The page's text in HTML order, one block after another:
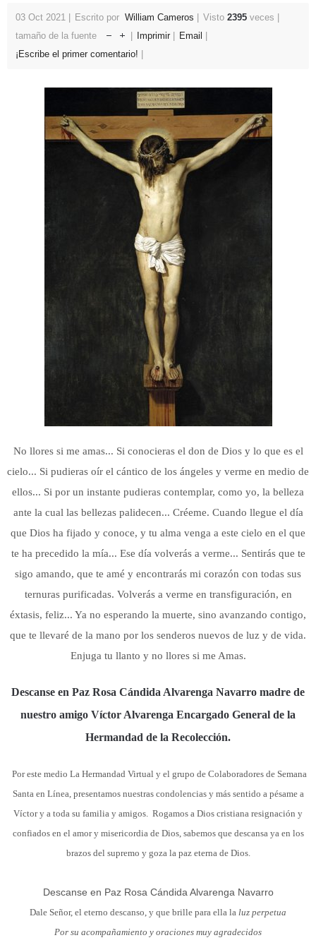
03 Oct 2021 Escrito por William Cameros Visto 2395 veces
tamaño de la fuente
Imprimir
Email
¡Escribe el primer comentario!
No llores si me amas... Si conocieras el don de Dios y lo que es el
cielo... Si pudieras oír el cántico de los ángeles y verme en medio de
ellos... Si por un instante pudieras contemplar, como yo, la belleza
ante la cual las bellezas palidecen... Créeme. Cuando llegue el día
que Dios ha fijado y conoce, y tu alma venga a este cielo en el que
te ha precedido la mía... Ese día volverás a verme... Sentirás que te
sigo amando, que te amé y encontrarás mi corazón con todas sus
ternuras purificadas. Volverás a verme en transfiguración, en
éxtasis, feliz... Ya no esperando la muerte, sino avanzando contigo,
que te llevaré de la mano por los senderos nuevos de luz y de vida.
Enjuga tu llanto y no llores si me Amas.
Descanse en Paz Rosa Cándida Alvarenga Navarro madre de
nuestro amigo Víctor Alvarenga Encargado General de la
Hermandad de la Recolección.
Por este medio La Hermandad Virtual y el grupo de Colaboradores de Semana
Santa en Línea, presentamos nuestras condolencias y más sentido a pésame a
Víctor y a toda su familia y amigos. Rogamos a Dios cristiana resignación y
confiados en el amor y misericordia de Dios, sabemos que descansa ya en los
brazos del supremo y goza la paz eterna de Dios.
Descanse en Paz Rosa Cándida Alvarenga Navarro
Dale Señor, el eterno descanso, y que brille para ella la luz perpetua
Por su acompañamiento y oraciones muy agradecidos